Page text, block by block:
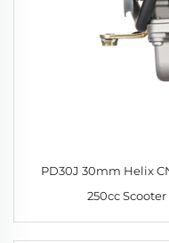
PD30J 30mm Helix
250cc